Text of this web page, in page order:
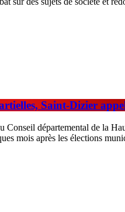
Saint-Dizier
Conseil départemental de la
mois après les élections